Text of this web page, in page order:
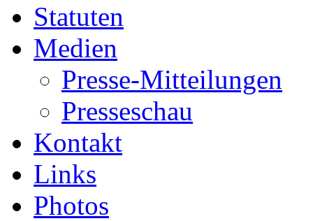
Statuten
Medien
Presse-Mitteilungen
Presseschau
Kontakt
Links
Photos